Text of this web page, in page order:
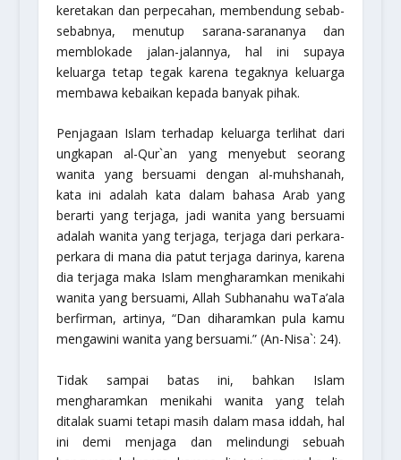
keretakan dan perpecahan, membendung sebab-
sebabnya, menutup sarana-sarananya dan
memblokade jalan-jalannya, hal ini supaya
keluarga tetap tegak karena tegaknya keluarga
membawa kebaikan kepada banyak pihak.
Penjagaan Islam terhadap keluarga terlihat dari
ungkapan al-Qur`an yang menyebut seorang
wanita yang bersuami dengan al-muhshanah,
kata ini adalah kata dalam bahasa Arab yang
berarti yang terjaga, jadi wanita yang bersuami
adalah wanita yang terjaga, terjaga dari perkara-
perkara di mana dia patut terjaga darinya, karena
dia terjaga maka Islam mengharamkan menikahi
wanita yang bersuami, AllahSubhanahu waTa’ala
berfirman, artinya,“Dan diharamkan pula kamu
mengawini wanita yang bersuami.” (An-Nisa`: 24).
Tidak sampai batas ini, bahkan Islam
mengharamkan menikahi wanita yang telah
ditalak suami tetapi masih dalam masa iddah, hal
ini demi menjaga dan melindungi sebuah